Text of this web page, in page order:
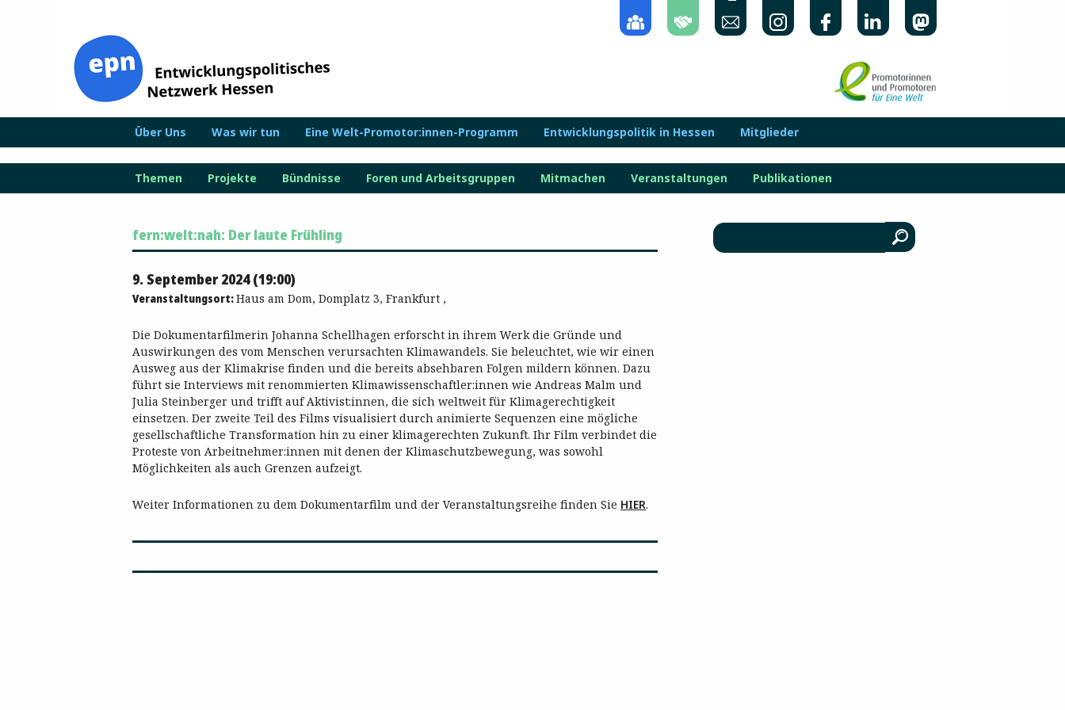
Über Uns Was wir tun Eine Welt-Promotor:innen-Programm Entwicklungspolitik in Hessen Mitglieder
Themen Projekte Bündnisse Foren und Arbeitsgruppen Mitmachen Veranstaltungen Publikationen
fern:welt:nah: Der laute Frühling
9. September 2024 (19:00)
Veranstaltungsort:Haus am Dom, Domplatz 3, Frankfurt ,
Die Dokumentarfilmerin Johanna Schellhagen erforscht in ihrem Werk die Gründe und
Auswirkungen des vom Menschen verursachten Klimawandels. Sie beleuchtet, wie wir einen
Ausweg aus der Klimakrise finden und die bereits absehbaren Folgen mildern können. Dazu
führt sie Interviews mit renommierten Klimawissenschaftler:innen wie Andreas Malm und
Julia Steinberger und trifft auf Aktivist:innen, die sich weltweit für Klimagerechtigkeit
einsetzen. Der zweite Teil des Films visualisiert durch animierte Sequenzen eine mögliche
gesellschaftliche Transformation hin zu einer klimagerechten Zukunft. Ihr Film verbindet die
Proteste von Arbeitnehmer:innen mit denen der Klimaschutzbewegung, was sowohl
Möglichkeiten als auch Grenzen aufzeigt.
Weiter Informationen zu dem Dokumentarfilm und der Veranstaltungsreihe finden Sie HIER.